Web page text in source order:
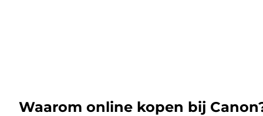
Waarom online kopen bij